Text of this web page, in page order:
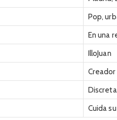
Pop,
En una
IlloJuan
Cuida